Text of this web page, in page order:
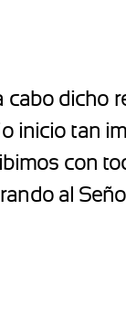
cabo dicho
inicio tan
con
al